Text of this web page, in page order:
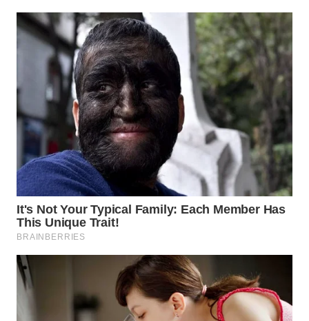
WN
SURABAYA
WN
BINTAN
WN
MANDALIKA
LIKUPANG
LABUANBAJO